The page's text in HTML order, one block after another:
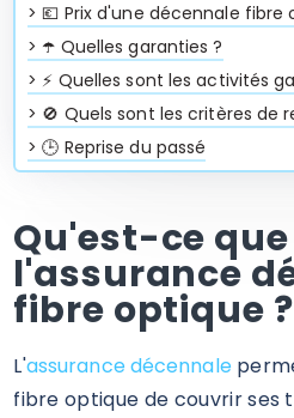
>💶 Prix d'une décennale fibre
> ☂️ Quelles garanties ?
> ⚡ Quelles sont les activités
> 🚫 Quels sont les critères de
>🕒 Reprise du passé
Qu'est-ce que
l'assurance
fibre optique ?
L'assurance décennale
fibre optique de couvrir ses